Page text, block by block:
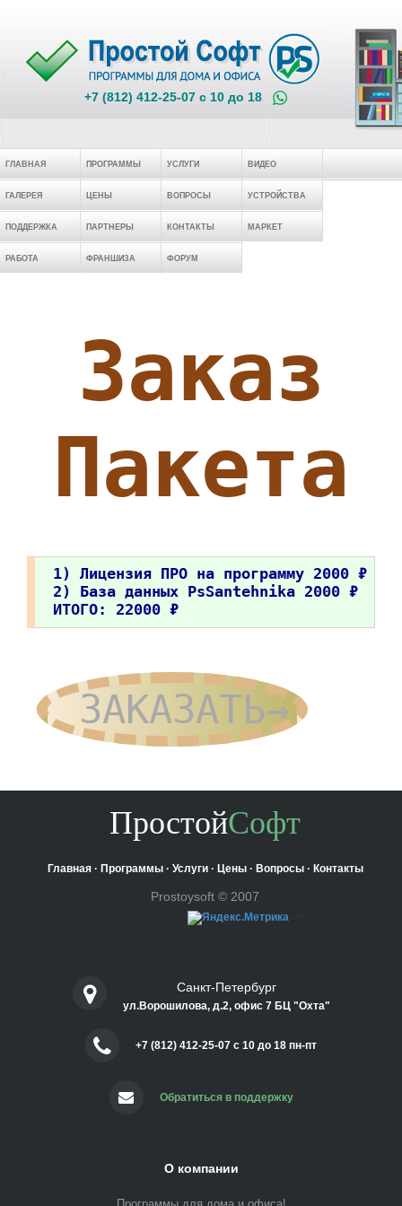
+7 (812) 412-25-07 c 10 до 18
ГЛАВНАЯ ПРОГРАММЫ УСЛУГИ ВИДЕО
ГАЛЕРЕЯ ЦЕНЫ ВОПРОСЫ УСТРОЙСТВА
ПОДДЕРЖКА ПАРТНЕРЫ КОНТАКТЫ МАРКЕТ
РАБОТА ФРАНШИЗА ФОРУМ
Заказ
Пакета
1) Лицензия ПРО на программу 2000 ₽
2) База данных PsSantehnika 2000 ₽
ИТОГО: 22000 ₽
ЗАКАЗАТЬ→
ПростойСофт
Главная· Программы· Услуги· Цены· Вопросы· Контакты
Prostoysoft © 2007
Санкт-Петербург
ул.Ворошилова, д.2, офис 7 БЦ "Охта"
+7 (812) 412-25-07 c 10 до 18 пн-пт
Обратиться в поддержку
О компании